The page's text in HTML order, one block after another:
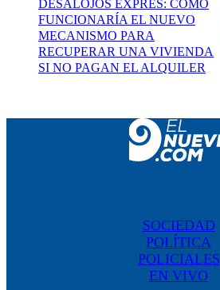
DESALOJOS EXPRÉS: CÓMO
FUNCIONARÍA EL NUEVO
MECANISMO PARA
RECUPERAR UNA VIVIENDA
SI NO PAGAN EL ALQUILER
SOCIEDAD
POLÍTICA
POLICIALES
EN VIVO